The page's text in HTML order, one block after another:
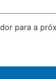
para a